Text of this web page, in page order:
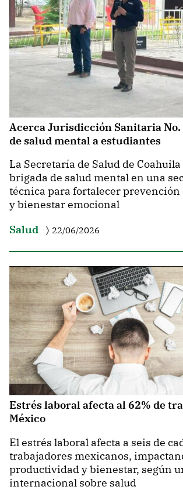
Acerca Jurisdicción Sanitaria
de salud mental a estudiantes
La Secretaría de Salud de
brigada de salud mental en una
técnica para fortalecer prevención
y bienestar emocional
Salud
22/06/2026
Estrés laboral afecta al 62% de
México
El estrés laboral afecta a seis de
trabajadores mexicanos,
productividad y bienestar, según
internacional sobre salud